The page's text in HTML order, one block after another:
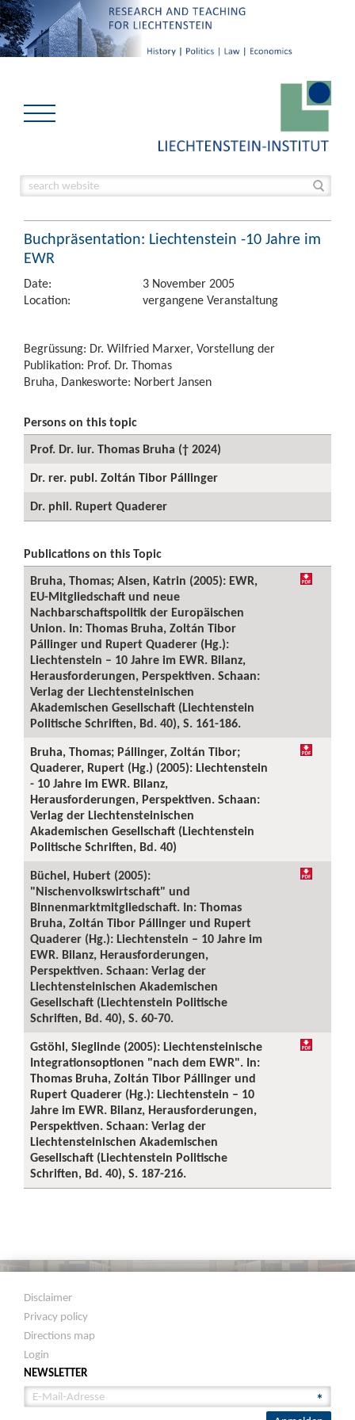
Buchpräsentation: Liechtenstein -10 Jahre im
EWR
Date:
3 November 2005
Location:
vergangene Veranstaltung
Begrüssung: Dr. Wilfried Marxer, Vorstellung der
Publikation: Prof. Dr. Thomas
Bruha, Dankesworte: Norbert Jansen
Persons on this topic
Prof. Dr. iur. Thomas Bruha († 2024)
Dr. rer. publ. Zoltán Tibor Pállinger
Dr. phil. Rupert Quaderer
Publications on this Topic
Bruha, Thomas; Alsen, Katrin (2005): EWR,
EU-Mitgliedschaft und neue
Nachbarschaftspolitik der Europäischen
Union. In: Thomas Bruha, Zoltán Tibor
Pállinger und Rupert Quaderer (Hg.):
Liechtenstein – 10 Jahre im EWR. Bilanz,
Herausforderungen, Perspektiven. Schaan:
Verlag der Liechtensteinischen
Akademischen Gesellschaft (Liechtenstein
Politische Schriften, Bd. 40), S. 161-186.
Bruha, Thomas; Pállinger, Zoltán Tibor;
Quaderer, Rupert (Hg.) (2005): Liechtenstein
- 10 Jahre im EWR. Bilanz,
Herausforderungen, Perspektiven. Schaan:
Verlag der Liechtensteinischen
Akademischen Gesellschaft (Liechtenstein
Politische Schriften, Bd. 40)
Büchel, Hubert (2005):
"Nischenvolkswirtschaft" und
Binnenmarktmitgliedschaft. In: Thomas
Bruha, Zoltán Tibor Pállinger und Rupert
Quaderer (Hg.): Liechtenstein – 10 Jahre im
EWR. Bilanz, Herausforderungen,
Perspektiven. Schaan: Verlag der
Liechtensteinischen Akademischen
Gesellschaft (Liechtenstein Politische
Schriften, Bd. 40), S. 60-70.
Gstöhl, Sieglinde (2005): Liechtensteinische
Integrationsoptionen "nach dem EWR". In:
Thomas Bruha, Zoltán Tibor Pállinger und
Rupert Quaderer (Hg.): Liechtenstein – 10
Jahre im EWR. Bilanz, Herausforderungen,
Perspektiven. Schaan: Verlag der
Liechtensteinischen Akademischen
Gesellschaft (Liechtenstein Politische
Schriften, Bd. 40), S. 187-216.
Disclaimer
Privacy policy
Directions map
Login
NEWSLETTER